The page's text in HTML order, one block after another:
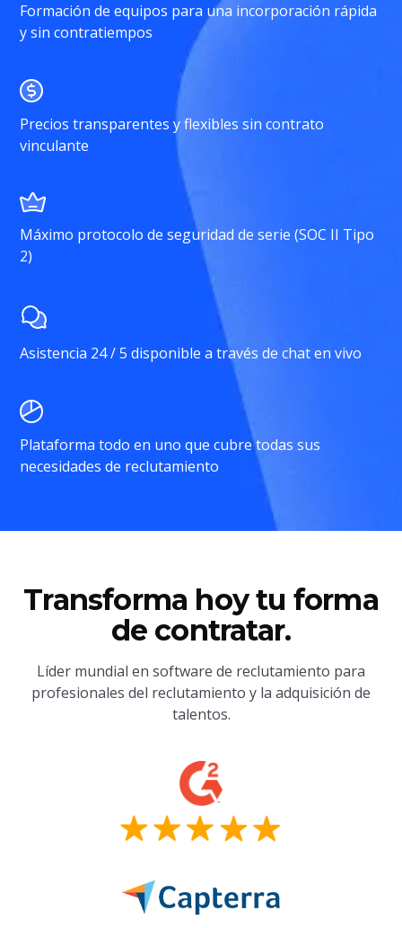
Formación de equipos para una incorporación rápida
y sin contratiempos
Precios transparentes y flexibles sin contrato
vinculante
Máximo protocolo de seguridad de serie (SOC II Tipo
2)
Asistencia 24 / 5 disponible a través de chat en vivo
Plataforma todo en uno que cubre todas sus
necesidades de reclutamiento
Transforma hoy tu forma
de contratar.
Líder mundial en software de reclutamiento para
profesionales del reclutamiento y la adquisición de
talentos.